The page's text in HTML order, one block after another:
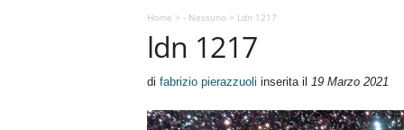
r
Home > - Nessuno> Ldn 1217
ldn 1217
di fabrizio pierazzuoli inserita il 19 Marzo 2021